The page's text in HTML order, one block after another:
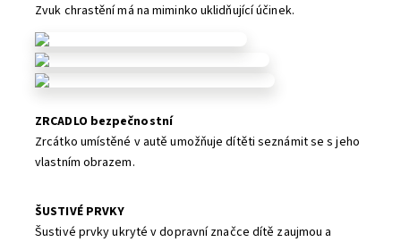
Zvuk chrastění má na miminko uklidňující účinek.
ZRCADLO bezpečnostní
Zrcátko umístěné v autě umožňuje dítěti seznámit se s jeho
vlastním obrazem.
ŠUSTIVÉ PRVKY
Šustivé prvky ukryté v dopravní značce dítě zaujmou a